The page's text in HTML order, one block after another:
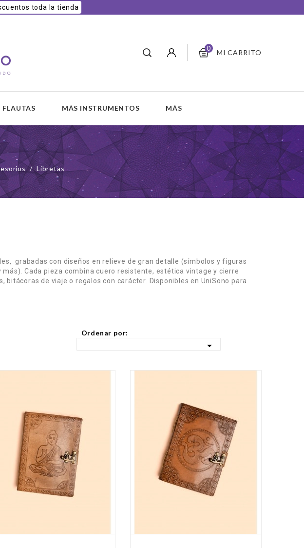
toda la tienda
MI CARRITO
0
FLAUTAS MÁS INSTRUMENTOS MÁS
Libretas
grabadas con diseños en relieve de gran detalle (símbolos y figuras
más). Cada pieza combina cuero resistente, estética vintage y cierre
de viaje o regalos con carácter. Disponibles en UniSono para
Ordenar por:
